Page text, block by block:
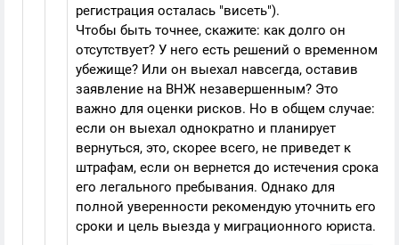
регистрация осталась "висеть").
Чтобы быть точнее, скажите: как долго он
отсутствует? У него есть решений о временном
убежище? Или он выехал навсегда, оставив
заявление на ВНЖ незавершенным? Это
важно для оценки рисков. Но в общем случае:
если он выехал однократно и планирует
вернуться, это, скорее всего, не приведет к
штрафам, если он вернется до истечения срока
его легального пребывания. Однако для
полной уверенности рекомендую уточнить его
сроки и цель выезда у миграционного юриста.